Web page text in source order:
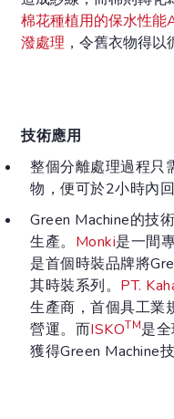
棉花種植用的保水性能
潑處理 ，令舊衣物得以
技術應用
整個分離處理過程只
物，便可於2小時內
Green Machine的技
生產。 Monki是一間
是首個時裝品牌將
其時裝系列。 PT.
生產商，首個具工業
營運。而ISKOTM是
獲得Green Machine技